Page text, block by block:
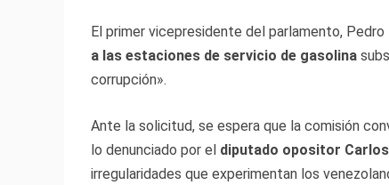
El primer vicepresidente del parlamento,
a las estaciones de servicio de gasolina
corrupción».
Ante la solicitud, se espera que la comisión
lo denunciado por el diputado opositor
irregularidades que experimentan los